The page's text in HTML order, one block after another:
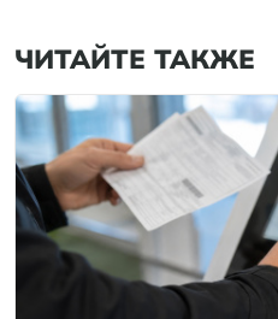
ЧИТАЙТЕ ТАКЖЕ